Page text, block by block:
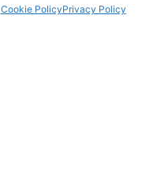
Cookie PolicyPrivacy Policy